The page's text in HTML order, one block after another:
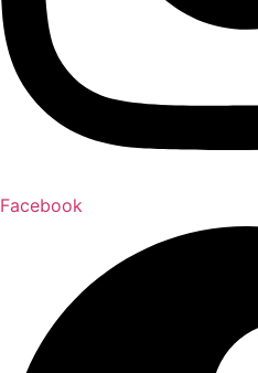
Facebook